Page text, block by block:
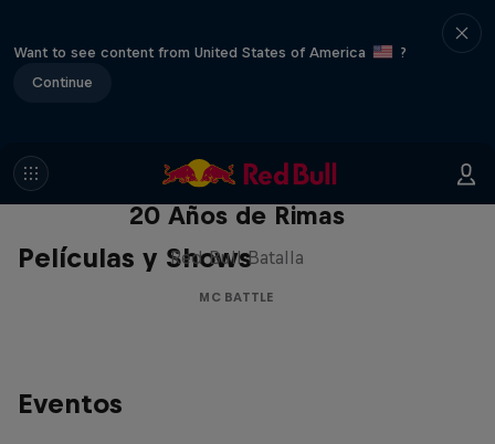
Want to see content from United States of America
?
Continue
Películas y Shows
Red Bull Batalla Nueva Historia:
20 Años de Rimas
Red Bull Batalla
MC BATTLE
Eventos